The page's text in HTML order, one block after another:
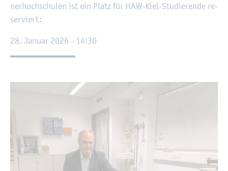
ner­hoch­schu­len ist ein Platz für HAW-Kiel-Stu­die­ren­de re­
ser­viert:
28. Ja­nu­ar 2026 - 14:30